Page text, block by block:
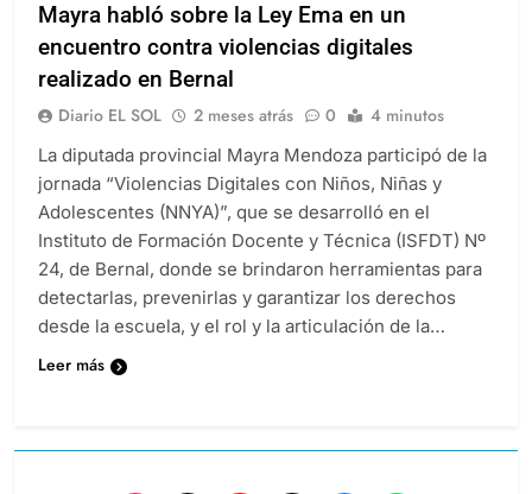
Mayra habló sobre la Ley Ema en un
encuentro contra violencias digitales
realizado en Bernal
Diario EL SOL 2 meses atrás 0 4 minutos
La diputada provincial Mayra Mendoza participó de la
jornada “Violencias Digitales con Niños, Niñas y
Adolescentes (NNYA)”, que se desarrolló en el
Instituto de Formación Docente y Técnica (ISFDT) Nº
24, de Bernal, donde se brindaron herramientas para
detectarlas, prevenirlas y garantizar los derechos
desde la escuela, y el rol y la articulación de la…
Leer más